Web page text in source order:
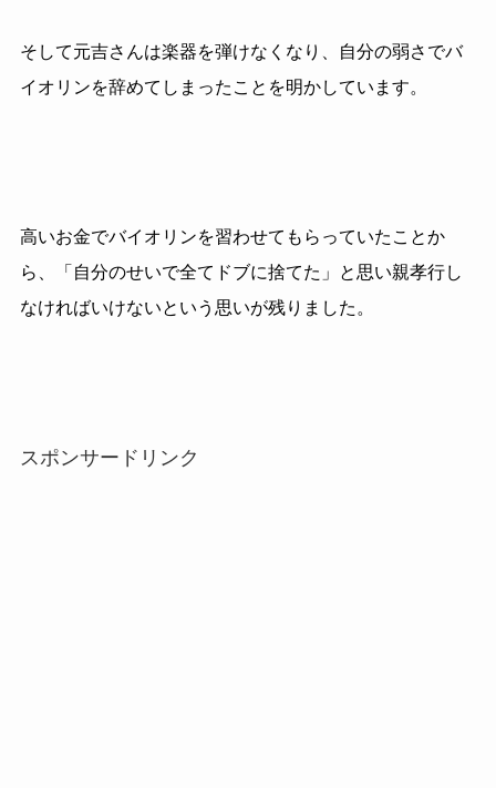
そして元吉さんは楽器を弾けなくなり、自分の弱さでバ
イオリンを辞めてしまったことを明かしています。
高いお金でバイオリンを習わせてもらっていたことか
ら、「自分のせいで全てドブに捨てた」と思い親孝行し
なければいけないという思いが残りました。
スポンサードリンク